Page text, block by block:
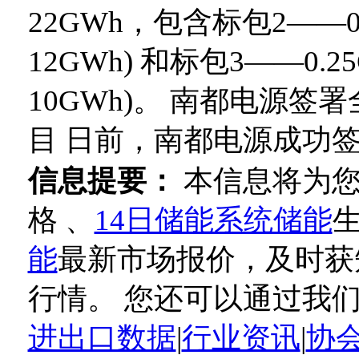
22GWh，包含标包
12GWh) 和标包
10GWh)。 南都电源签
目 日前，南都电源成功
信息提要： 本信息将为
格 、 14日储能系统储能
能最新市场报价，及时
行情。 您还可以通过我
进出口数据|行业资讯|协